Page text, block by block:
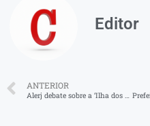
Editor
ANTERIOR
Alerj debate sobre a ‘Ilha dos Gatos’ em Mangaratiba